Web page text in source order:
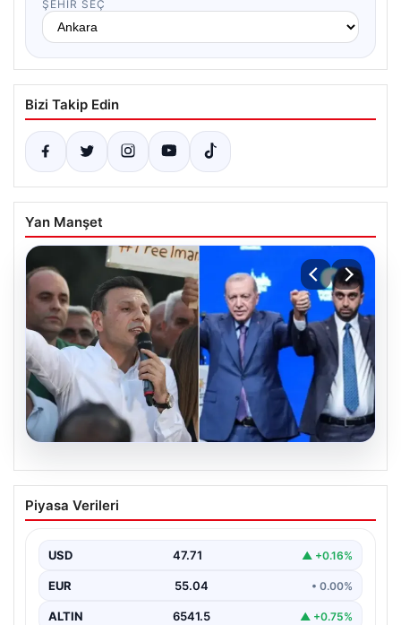
ŞEHIR SEÇ
Bizi Takip Edin
Yan Manşet
05.08.2026
Tuzla’da ‘Millet İradesine Saygı’
yürüyüşü… Özgür Çelik ne olduğunu tek
altına, hırsızlığın altına niye imza atsın?’
{ "title": "Tuzla'da 'Millet İradesine Saygı' Yürüyüşü ve
Özgür Çelik'ten Açıklamalar", "content": "Tuzla
ilçesinde…
Piyasa Verileri
USD 47.71 ▲ +0.16%
EUR 55.04 • 0.00%
ALTIN 6541.5 ▲ +0.75%